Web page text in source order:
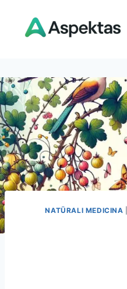
content
NATŪRALI MEDICINA